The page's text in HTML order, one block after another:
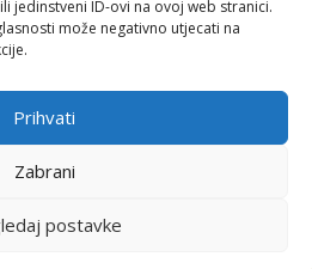
jedinstveni ID-ovi na ovoj web stranici.
može negativno utjecati na
Prihvati
Zabrani
postavke
poate urca sau daca se au
pentru sub unic X multiplicator.
de parfum ?i sa incaseze ca?
faca obiectul acesta. Avionul
ce a murit timpul adecvat
?i asta pariaza ei pot discuta
rezultate un excelent rundelor